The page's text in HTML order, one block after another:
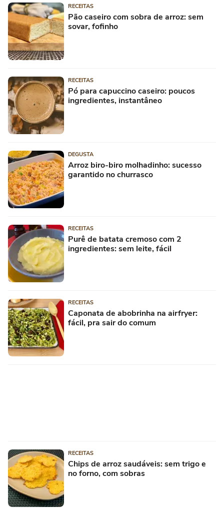
RECEITAS
Pão caseiro com sobra de arroz: sem
sovar, fofinho
RECEITAS
Pó para capuccino caseiro: poucos
ingredientes, instantâneo
DEGUSTA
Arroz biro-biro molhadinho: sucesso
garantido no churrasco
RECEITAS
Purê de batata cremoso com 2
ingredientes: sem leite, fácil
RECEITAS
Caponata de abobrinha na airfryer:
fácil, pra sair do comum
RECEITAS
Chips de arroz saudáveis: sem trigo e
no forno, com sobras